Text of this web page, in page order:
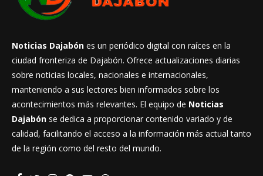
Noticias Dajabón es un periódico digital con raíces en la
ciudad fronteriza de Dajabón. Ofrece actualizaciones diarias
sobre noticias locales, nacionales e internacionales,
manteniendo a sus lectores bien informados sobre los
acontecimientos más relevantes. El equipo de Noticias
Dajabón se dedica a proporcionar contenido variado y de
calidad, facilitando el acceso a la información más actual tanto
de la región como del resto del mundo.